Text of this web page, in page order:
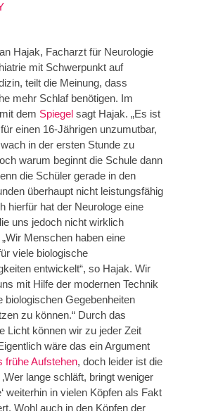
Hajak, Facharzt für Neurologie
mit Schwerpunkt auf
teilt die Meinung, dass
mehr Schlaf benötigen. Im
dem Spiegel sagt Hajak. „Es ist
einen 16-Jährigen unzumutbar,
in der ersten Stunde zu
warum beginnt die Schule dann
die Schüler gerade in den
überhaupt nicht leistungsfähig
hierfür hat der Neurologe eine
uns jedoch nicht wirklich
Menschen haben eine
viele biologische
entwickelt“, so Hajak. Wir
mit Hilfe der modernen Technik
biologischen Gegebenheiten
zu können.“ Durch das
Licht können wir zu jeder Zeit
wäre das ein Argument
frühe Aufstehen, doch leider ist die
lange schläft, bringt weniger
weiterhin in vielen Köpfen als Fakt
Wohl auch in den Köpfen der